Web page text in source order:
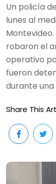
Un policía
lunes al
robaron el
operativo
fueron
durante
Share This